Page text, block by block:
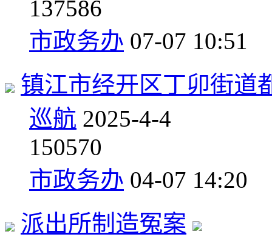
137586
市政务办 07-07 10:51
镇江市经开区丁卯街道
巡航 2025-4-4
150570
市政务办 04-07 14:20
派出所制造冤案